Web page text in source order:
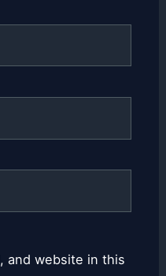
and website in this